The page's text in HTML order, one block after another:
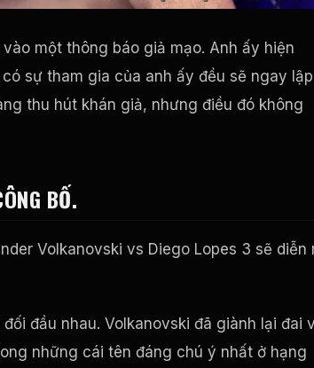
một thông báo giả mạo. Anh ấy hiện
sự tham gia của anh ấy đều sẽ ngay lập
thu hút khán giả, nhưng điều đó không
BỐ.
Volkanovski vs Diego Lopes 3 sẽ diễn
đầu nhau. Volkanovski đã giành lại đai
những cái tên đáng chú ý nhất ở hạng